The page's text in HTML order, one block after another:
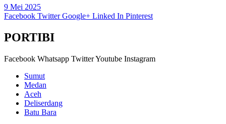
9 Mei 2025
Facebook Twitter Google+ Linked In Pinterest
PORTIBI
Facebook Whatsapp TwitterYoutube Instagram
Sumut
Medan
Aceh
Deliserdang
Batu Bara